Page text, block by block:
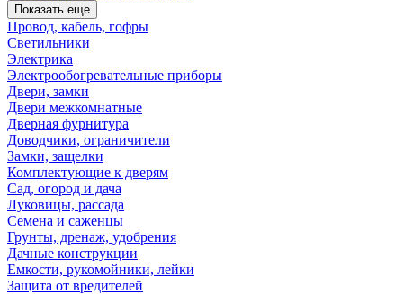
Показать еще
Провод, кабель, гофры
Светильники
Электрика
Электрообогревательные приборы
Двери, замки
Двери межкомнатные
Дверная фурнитура
Доводчики, ограничители
Замки, защелки
Комплектующие к дверям
Сад, огород и дача
Луковицы, рассада
Семена и саженцы
Грунты, дренаж, удобрения
Дачные конструкции
Емкости, рукомойники, лейки
Защита от вредителей